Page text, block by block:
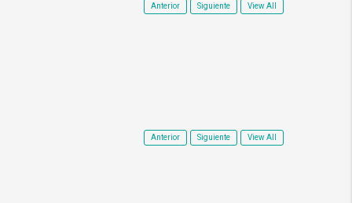
Anterior Siguiente View All
Anterior Siguiente View All